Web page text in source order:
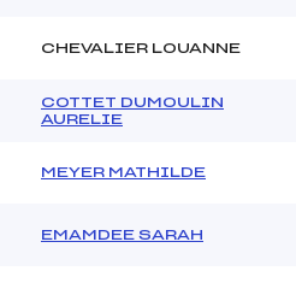
CHEVALIER LOUANNE
COTTET DUMOULIN
AURELIE
MEYER MATHILDE
EMAMDEE SARAH